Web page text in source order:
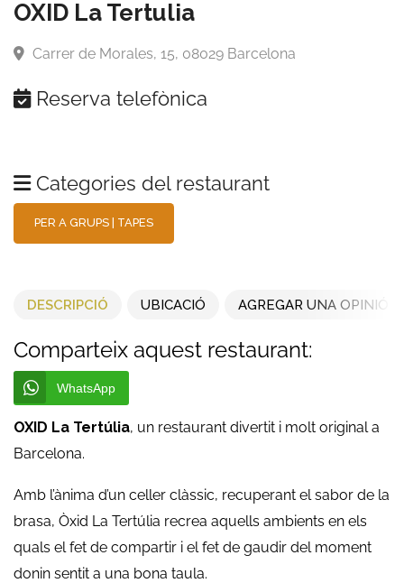
OXID La Tertulia
Carrer de Morales, 15, 08029 Barcelona
Categories del restaurant
DESCRIPCIÓ UBICACIÓ AGREGAR UNA OPINIÓ
Comparteix aquest restaurant:
WhatsApp
OXID La Tertúlia, un restaurant divertit i molt original a
Barcelona.
Amb l’ànima d’un celler clàssic, recuperant el sabor de la
brasa, Òxid La Tertúlia recrea aquells ambients en els
quals el fet de compartir i el fet de gaudir del moment
donin sentit a una bona taula.